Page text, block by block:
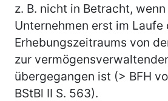
z. B. nicht in Betracht,
Unternehmen erst im Laufe
Erhebungszeitraums von
zur
übergegangen ist (> BFH
BStBl II S. 563).